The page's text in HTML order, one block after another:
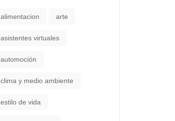
alimentacion arte
asistentes virtuales
automoción
clima y medio ambiente
estilo de vida